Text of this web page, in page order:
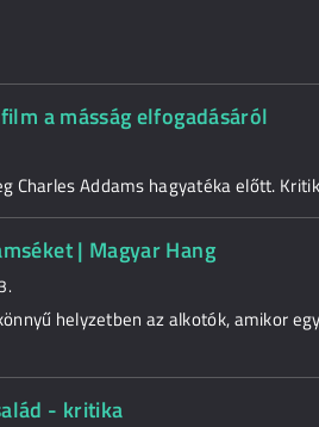
a másság elfogadásáról
Charles Addams hagyatéka előtt.
| Magyar Hang
helyzetben az alkotók, amikor
- kritika